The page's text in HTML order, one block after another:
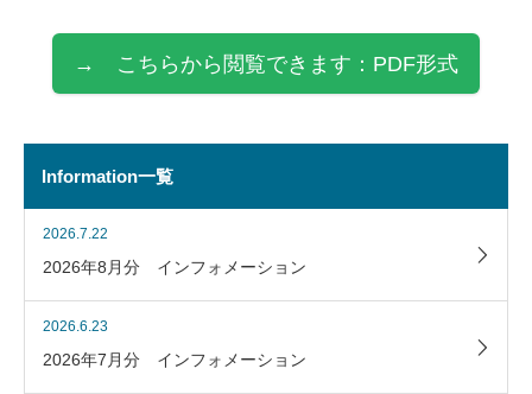
→ こちらから閲覧できます：PDF形式
Information一覧
2026.7.22
2026年8月分 インフォメーション
2026.6.23
2026年7月分 インフォメーション